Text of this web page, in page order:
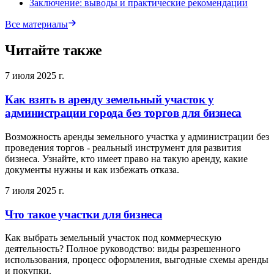
Заключение: выводы и практические рекомендации
Все материалы
Читайте также
7 июля 2025 г.
Как взять в аренду земельный участок у
администрации города без торгов для бизнеса
Возможность аренды земельного участка у администрации без
проведения торгов - реальный инструмент для развития
бизнеса. Узнайте, кто имеет право на такую аренду, какие
документы нужны и как избежать отказа.
7 июля 2025 г.
Что такое участки для бизнеса
Как выбрать земельный участок под коммерческую
деятельность? Полное руководство: виды разрешенного
использования, процесс оформления, выгодные схемы аренды
и покупки.